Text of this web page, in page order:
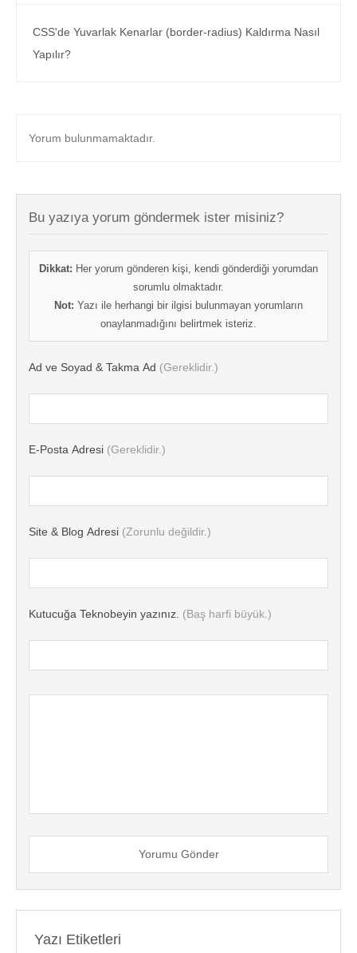
CSS'de Yuvarlak Kenarlar (border-radius) Kaldırma Nasıl
Yapılır?
Yorum bulunmamaktadır.
Bu yazıya yorum göndermek ister misiniz?
Dikkat: Her yorum gönderen kişi, kendi gönderdiği yorumdan
sorumlu olmaktadır.
Not: Yazı ile herhangi bir ilgisi bulunmayan yorumların
onaylanmadığını belirtmek isteriz.
Ad ve Soyad & Takma Ad (Gereklidir.)
E-Posta Adresi (Gereklidir.)
Site & Blog Adresi (Zorunlu değildir.)
Kutucuğa Teknobeyin yazınız. (Baş harfi büyük.)
Yorumu Gönder
Yazı Etiketleri